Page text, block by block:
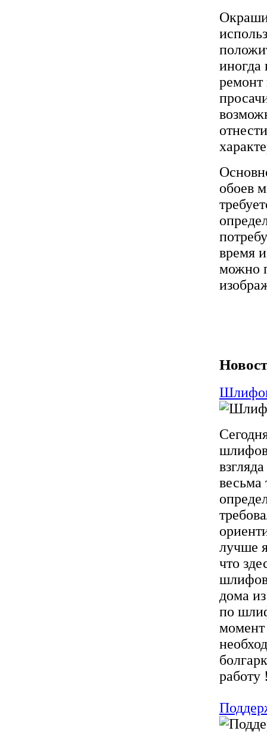
ремонт
обоев
время
можно
весьма
лучше
что
дома
по
момент
работу